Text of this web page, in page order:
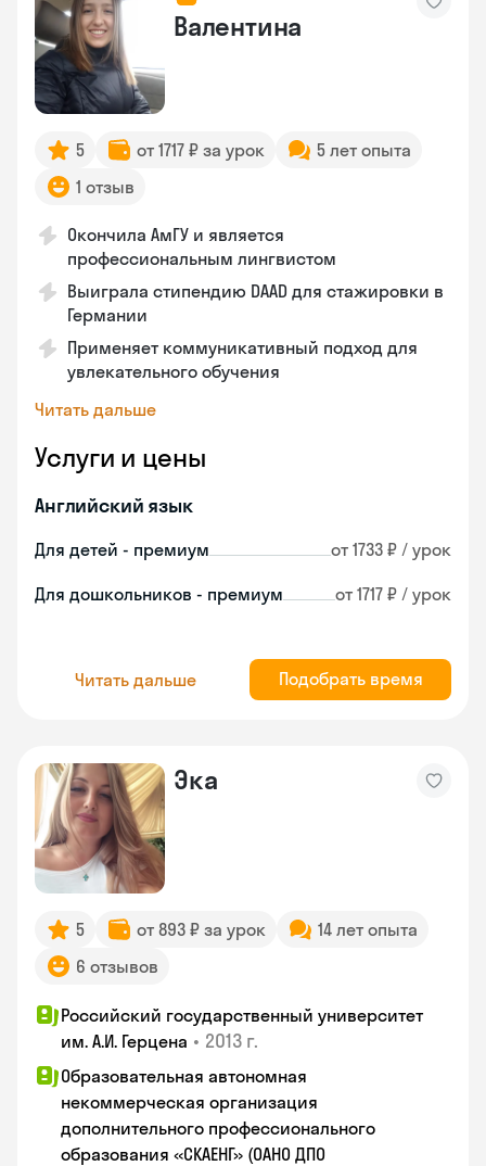
Валентина
5 от 1717 ₽ за урок
5 лет опыта
1 отзыв
Окончила АмГУ и является
профессиональным лингвистом
Выиграла стипендию DAAD для стажировки в
Германии
Применяет коммуникативный подход для
увлекательного обучения
Читать дальше
Услуги и цены
Английский язык
Для детей - премиум от 1733 ₽ / урок
Для дошкольников - премиум от 1717 ₽ / урок
Читать дальше Подобрать время
Эка
5 от 893 ₽ за урок
14 лет опыта
6 отзывов
Российский государственный университет
им. А.И. Герцена • 2013 г.
Образовательная автономная
некоммерческая организация
дополнительного профессионального
образования «СКАЕНГ» (ОАНО ДПО